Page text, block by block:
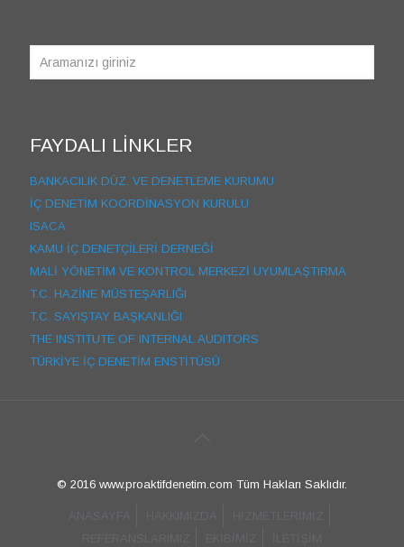
FAYDALI LİNKLER
BANKACILIK DÜZ. VE DENETLEME KURUMU
İÇ DENETİM KOORDİNASYON KURULU
ISACA
KAMU İÇ DENETÇİLERİ DERNEĞİ
MALİ YÖNETİM VE KONTROL MERKEZİ UYUMLAŞTIRMA
T.C. HAZİNE MÜSTEŞARLIĞI
T.C. SAYIŞTAY BAŞKANLIĞI
THE INSTITUTE OF INTERNAL AUDITORS
TÜRKİYE İÇ DENETİM ENSTİTÜSÜ
© 2016 www.proaktifdenetim.com Tüm Hakları Saklıdır.
ANASAYFA HAKKIMIZDA
HİZMETLERİMİZ
REFERANSLARIMIZ
EKİBİMİZ İLETİŞİM